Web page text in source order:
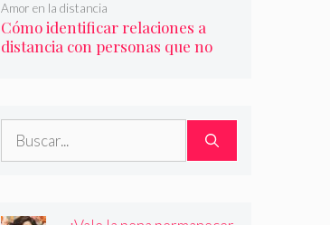
Cómo identificar relaciones a
distancia con personas que no
Amor en la distancia
Buscar: